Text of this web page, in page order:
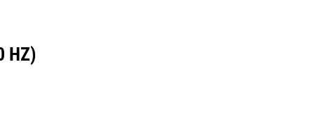
HZ)